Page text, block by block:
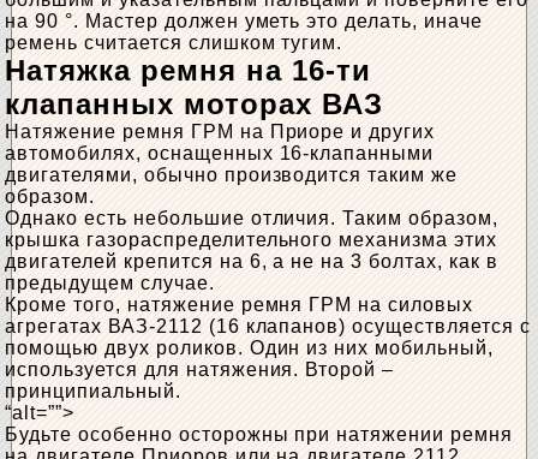
на 90 °. Мастер должен уметь это делать, иначе
ремень считается слишком тугим.
Натяжка ремня на 16-ти
клапанных моторах ВАЗ
Натяжение ремня ГРМ на Приоре и других
автомобилях, оснащенных 16-клапанными
двигателями, обычно производится таким же
образом.
Однако есть небольшие отличия. Таким образом,
крышка газораспределительного механизма этих
двигателей крепится на 6, а не на 3 болтах, как в
предыдущем случае.
Кроме того, натяжение ремня ГРМ на силовых
агрегатах ВАЗ-2112 (16 клапанов) осуществляется с
помощью двух роликов. Один из них мобильный,
используется для натяжения. Второй –
принципиальный.
“alt=””>
Будьте особенно осторожны при натяжении ремня